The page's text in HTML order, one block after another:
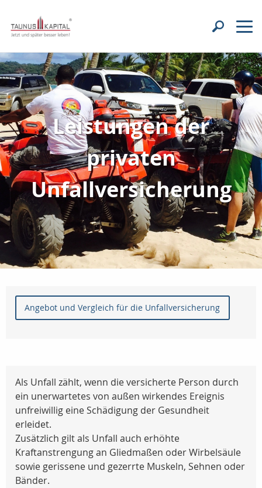
Leistungen der
privaten
Unfallversicherung
Angebot und Vergleich für die Unfallversicherung
Als Unfall zählt, wenn die versicherte Person durch
ein unerwartetes von außen wirkendes Ereignis
unfreiwillig eine Schädigung der Gesundheit
erleidet.
Zusätzlich gilt als Unfall auch erhöhte
Kraftanstrengung an Gliedmaßen oder Wirbelsäule
sowie gerissene und gezerrte Muskeln, Sehnen oder
Bänder.